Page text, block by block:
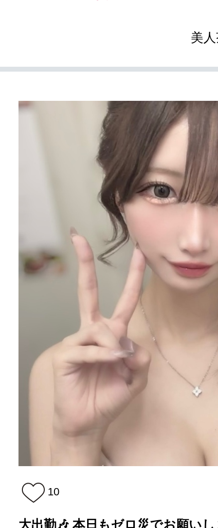
美
10
大出勤🎶 本日もゼロ災でお願い